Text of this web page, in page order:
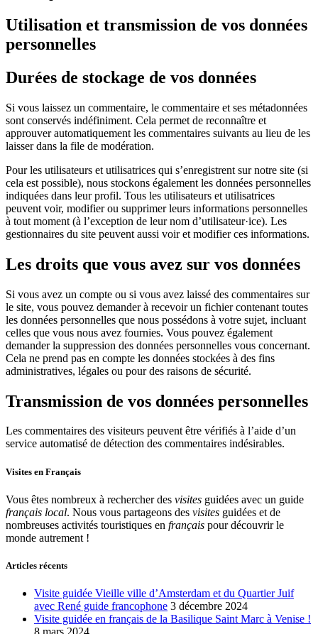
Utilisation et transmission de vos données
personnelles
Durées de stockage de vos données
Si vous laissez un commentaire, le commentaire et ses métadonnées
sont conservés indéfiniment. Cela permet de reconnaître et
approuver automatiquement les commentaires suivants au lieu de les
laisser dans la file de modération.
Pour les utilisateurs et utilisatrices qui s’enregistrent sur notre site (si
cela est possible), nous stockons également les données personnelles
indiquées dans leur profil. Tous les utilisateurs et utilisatrices
peuvent voir, modifier ou supprimer leurs informations personnelles
à tout moment (à l’exception de leur nom d’utilisateur·ice). Les
gestionnaires du site peuvent aussi voir et modifier ces informations.
Les droits que vous avez sur vos données
Si vous avez un compte ou si vous avez laissé des commentaires sur
le site, vous pouvez demander à recevoir un fichier contenant toutes
les données personnelles que nous possédons à votre sujet, incluant
celles que vous nous avez fournies. Vous pouvez également
demander la suppression des données personnelles vous concernant.
Cela ne prend pas en compte les données stockées à des fins
administratives, légales ou pour des raisons de sécurité.
Transmission de vos données personnelles
Les commentaires des visiteurs peuvent être vérifiés à l’aide d’un
service automatisé de détection des commentaires indésirables.
Visites en Français
Vous êtes nombreux à rechercher des visites guidées avec un guide
français local. Nous vous partageons des visites guidées et de
nombreuses activités touristiques en français pour découvrir le
monde autrement !
Articles récents
Visite guidée Vieille ville d’Amsterdam et du Quartier Juif
avec René guide francophone 3 décembre 2024
Visite guidée en français de la Basilique Saint Marc à Venise !